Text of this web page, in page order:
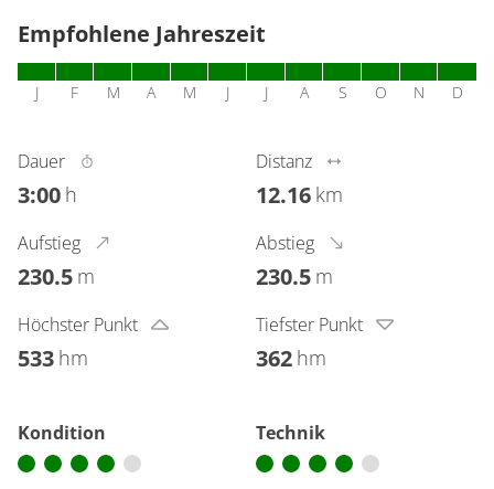
Empfohlene Jahreszeit
J F M A M J J A S O N D
Dauer
3:00 h
Distanz
12.16 km
Aufstieg
230.5 m
Abstieg
230.5 m
Höchster Punkt
533 hm
Tiefster Punkt
362 hm
Kondition Technik